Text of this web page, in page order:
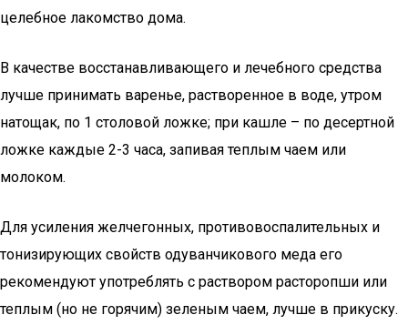
целебное лакомство дома.
В качестве восстанавливающего и лечебного средства
лучше принимать варенье, растворенное в воде, утром
натощак, по 1 столовой ложке; при кашле – по десертной
ложке каждые 2-3 часа, запивая теплым чаем или
молоком.
Для усиления желчегонных, противовоспалительных и
тонизирующих свойств одуванчикового меда его
рекомендуют употреблять с раствором расторопши или
теплым (но не горячим) зеленым чаем, лучше в прикуску.